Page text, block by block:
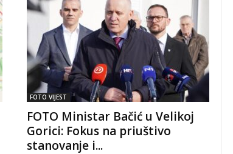
FOTO VIJEST
FOTO Ministar Bačić u Velikoj
Gorici: Fokus na priuštivo
stanovanje i...